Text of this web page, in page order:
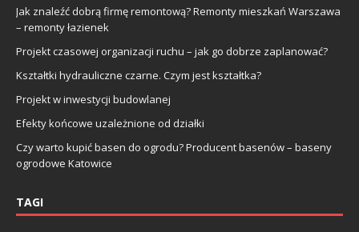
Jak znaleźć dobrą firmę remontową? Remonty mieszkań Warszawa
– remonty łazienek
Projekt czasowej organizacji ruchu – jak go dobrze zaplanować?
Kształtki hydrauliczne czarne. Czym jest kształtka?
Projekt w inwestycji budowlanej
Efekty końcowe uzależnione od działki
Czy warto kupić basen do ogrodu? Producent basenów – baseny
ogrodowe Katowice
TAGI